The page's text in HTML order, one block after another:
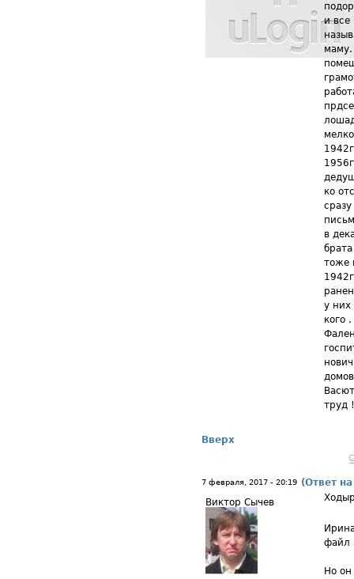
и все
ко
в
тоже
у них
кого
труд !
Вверх
7 февраля, 2017 - 20:19 (Ответ
Виктор Сычев
файл
Но